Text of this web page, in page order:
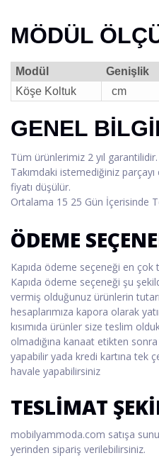
MÖDÜL
Modül Genişlik
Köşe Koltuk
cm
GENEL
Tüm ürünlerimiz 2 yıl garantilidir.
Takımdaki istemediğiniz parçayı
fiyatı düşülür.
Ortalama 15 25 Gün İçerisinde
ÖDEME
Kapıda ödeme seçeneği en
Kapıda ödeme seçeneği şu
vermiş olduğunuz ürünlerin
hesaplarımıza kapora olarak
kısımıda ürünler size teslim
olmadığına kanaat etikten
yapabilir yada kredi kartına tek
havale yapabilirsiniz
TESLİMAT
mobilyammoda.com satışa
yerinden sipariş verilebilirsiniz.